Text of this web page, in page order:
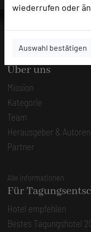
wiederrufen oder
Auswahl bestätigen
Über uns
Mission
Kategorie
Team
Herausgeber & Autoren
Partner
Alle Informationen
Für
Hotel empfehlen
Bestes Tagungshotel